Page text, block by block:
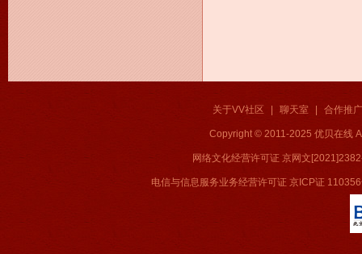
关于VV社区 聊天室 合作推广
Copyright © 2011-2025 优贝在线
网络文化经营许可证 京网文
电信与信息服务业务经营许可证 京ICP证